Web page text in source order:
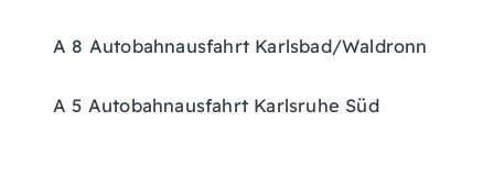
A 8 Autobahnausfahrt Karlsbad/Waldronn
A 5 Autobahnausfahrt Karlsruhe Süd